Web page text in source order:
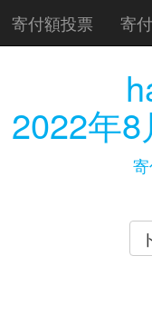
寄付額投票 寄
2022年